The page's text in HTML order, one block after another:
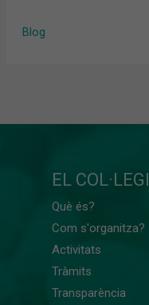
Blog
EL COL·LEGI
Què és?
Com s'organitza?
Activitats
Tràmits
Transparència